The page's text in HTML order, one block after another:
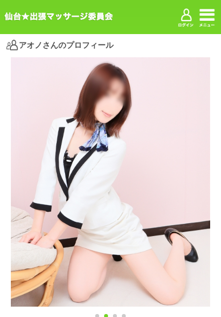
アオノさんのプロフィール